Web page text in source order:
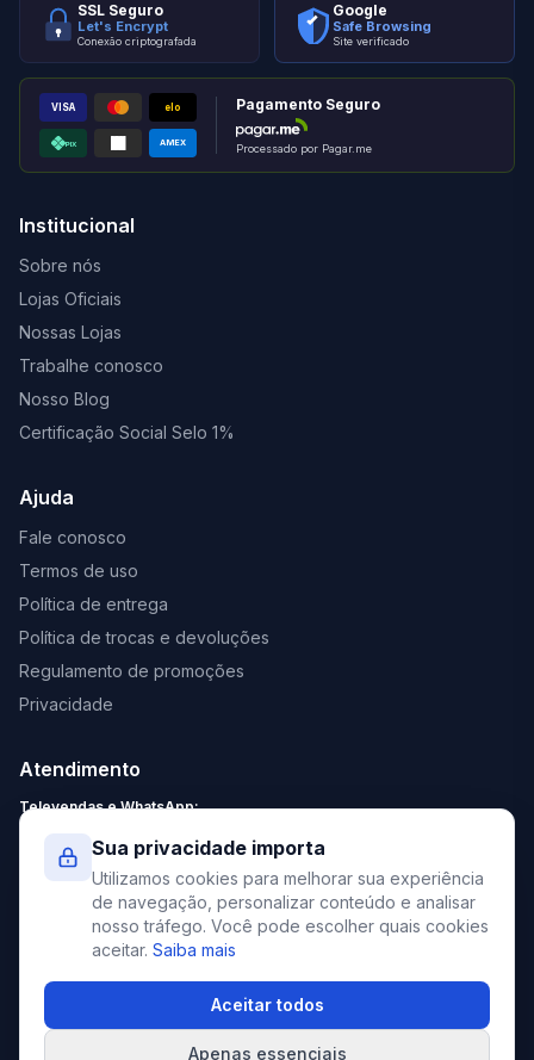
SSL Seguro
Let's Encrypt
Conexão criptografada
Google
Safe Browsing
Site verificado
VISA elo
PIX AMEX
Pagamento Seguro
Processado por Pagar.me
Institucional
Sobre nós
Lojas Oficiais
Nossas Lojas
Trabalhe conosco
Nosso Blog
Certificação Social Selo 1%
Ajuda
Fale conosco
Termos de uso
Política de entrega
Política de trocas e devoluções
Regulamento de promoções
Privacidade
Atendimento
Televendas e WhatsApp:
Sábado: 9:00 - 13:00
contato@elevato.com.br
+55 51 4042-9413
Sua privacidade importa
Utilizamos cookies para melhorar sua experiência
de navegação, personalizar conteúdo e analisar
nosso tráfego. Você pode escolher quais cookies
aceitar. Saiba mais
Aceitar todos
Apenas essenciais